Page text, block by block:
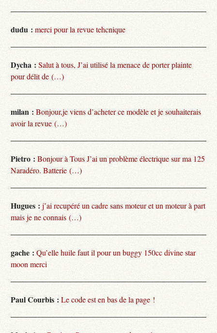
dudu : merci pour la revue tehcnique
Dycha : Salut à tous, J’ai utilisé la menace de porter plainte
pour délit de (…)
milan : Bonjour,je viens d’acheter ce modèle et je souhaiterais
avoir la revue (…)
Pietro : Bonjour à Tous J’ai un problème électrique sur ma 125
Naradéro. Batterie (…)
Hugues : j’ai recupéré un cadre sans moteur et un moteur à part
mais je ne connais (…)
gache : Qu’elle huile faut il pour un buggy 150cc divine star
moon merci
Paul Courbis : Le code est en bas de la page !